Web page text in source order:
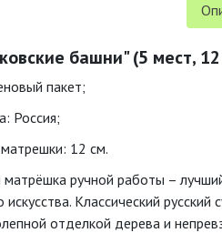
башни" (5 мест,
пакет;
Россия;
12 см.
матрёшка ручной работы –
искусства. Классический
отделкой дерева и